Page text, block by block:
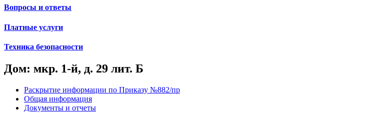
Вопросы и ответы
Платные услуги
Техника безопасности
Дом: мкр. 1-й, д. 29 лит. Б
Раскрытие информации по Приказу №882/пр
Общая информация
Документы и отчеты